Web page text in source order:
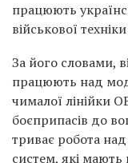
працюють
військової
За його словами,
працюють над
чималої лінійки
боєприпасів до
триває робота
систем, які